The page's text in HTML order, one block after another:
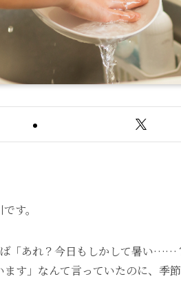
す。
「あれ？今日もしかして暑い……
す」なんて言っていたのに、季